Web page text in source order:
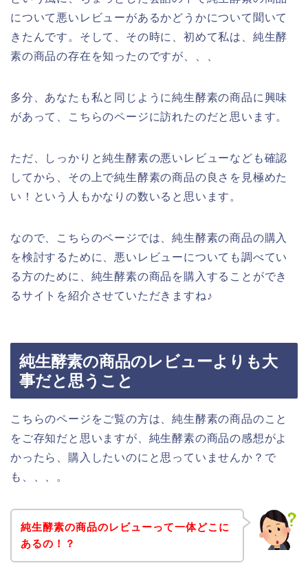
について悪いレビューがあるかどうかについて聞いて
きたんです。そして、その時に、初めて私は、純生酵
素の商品の存在を知ったのですが、、、
多分、あなたも私と同じように純生酵素の商品に興味
があって、こちらのページに訪れたのだと思います。
ただ、しっかりと純生酵素の悪いレビューなども確認
してから、その上で純生酵素の商品の良さを見極めた
い！という人もかなりの数いると思います。
なので、こちらのページでは、純生酵素の商品の購入
を検討するために、悪いレビューについても調べてい
る方のために、純生酵素の商品を購入することができ
るサイトを紹介させていただきますね♪
純生酵素の商品のレビューよりも大
事だと思うこと
こちらのページをご覧の方は、純生酵素の商品のこと
をご存知だと思いますが、純生酵素の商品の感想がよ
かったら、購入したいのにと思っていませんか？で
も、、、。
純生酵素の商品のレビューって一体どこに
あるの！？